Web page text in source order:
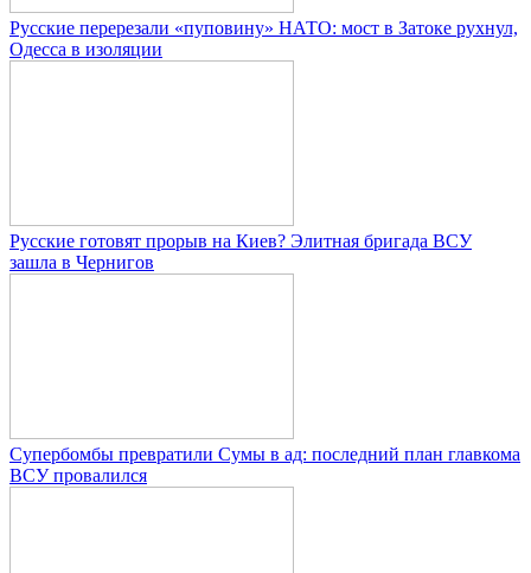
Русские перерезали «пуповину» НАТО: мост в Затоке рухнул,
Одесса в изоляции
Русские готовят прорыв на Киев? Элитная бригада ВСУ
зашла в Чернигов
Супербомбы превратили Сумы в ад: последний план главкома
ВСУ провалился